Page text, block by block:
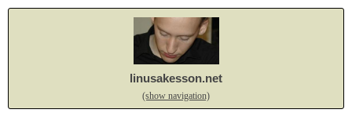
linusakesson.net
(show navigation)